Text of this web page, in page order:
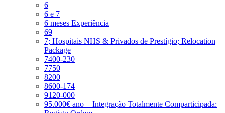
6
6 e 7
6 meses Experiência
69
7; Hospitais NHS & Privados de Prestígio; Relocation
Package
7400-230
7750
8200
8600-174
9120-000
95.000€ ano + Integração Totalmente Comparticipada: